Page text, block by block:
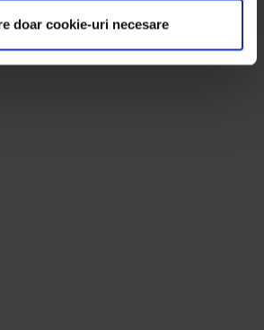
doar cookie-uri necesare